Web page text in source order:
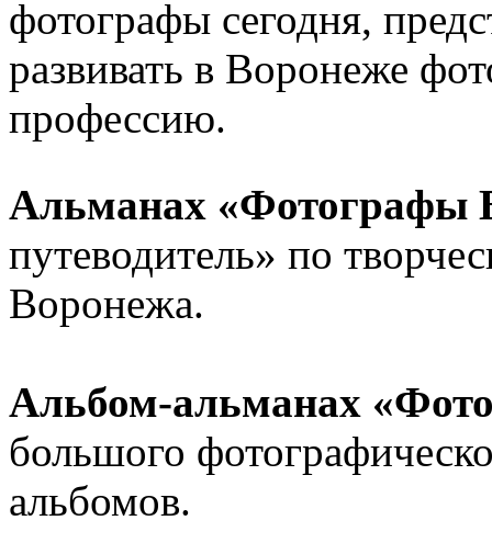
фотографы сегодня,
развивать в Воронеже
профессию.
Альманах «Фотографы
путеводитель» по
Воронежа.
Альбом-альманах
большого
альбомов.